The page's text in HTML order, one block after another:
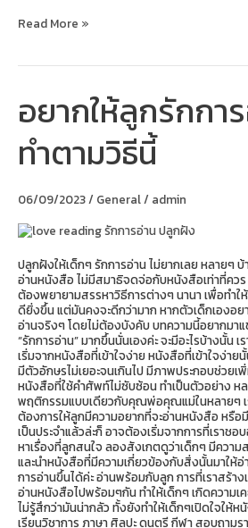
Read More »
อยากให้ลูกรักกา
ทำตามวิธีนี้
06/09/2023/ General/ admin
ปลูกฝังให้เด็กๆ รักการอ่าน ไม่ยากเลย หลายๆ
อ่านหนังสือ ไม่มีสมาธิจดจ่อกับหนังสือเท่าที่ควร
ต้องพยายามสรรหาวิธีการต่างๆ นานา เพื่อทำใ
ดียิ่งขึ้น แต่มันคงจะดีกว่ามาก หากตัวเด็กเองอย
อ่านจริงๆ โดยไม่ต้องบังคับ บทความนี้อยากมาแ
“รักการอ่าน” มากขึ้นนั่นเองค่ะ จะมีอะไรบ้างนั้น
เริ่มจากหนังสือที่เข้าใจง่าย หนังสือที่เข้าใจง่า
มีตัวอักษรไม่เยอะจนเกินไป มีภาพประกอบช่วยเ
หนังสือที่ใช้คำศัพท์ไม่ซับซ้อน ทำเป็นตัวอย่าง ห
พฤติกรรมแบบเดียวกับคุณพ่อคุณแม่ในหลายๆ เรื่
ต้องการให้ลูกมีความอยากที่จะอ่านหนังสือ หรื
เป็นประจำแล้วล่ะก็ อาจต้องเริ่มจากการที่เราช
หาเรื่องที่ลูกสนใจ ลองสังเกตดูว่าเด็กๆ มีความ
และนำหนังสือที่มีความเกี่ยวข้องกับสิ่งนั้นมาให้
การอ่านขึ้นได้ค่ะ อ่านพร้อมกับลูก การที่เราสร้า
อ่านหนังสือไปพร้อมๆกัน ทำให้เด็กๆ เกิดความเ
ไม่รู้สึกว่ามันน่ากลัว ทั้งยังทำให้เด็กๆเปิดใจให้
เรียนวิชาการ ภาษา ศิลปะ ดนตรี กีฬา สอบถามร
ให้
ลูก
รัก
การ
ทำ
วิธี